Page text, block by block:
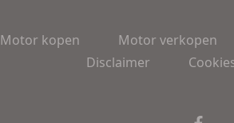
Motor kopen Motor verkopen
Disclaimer